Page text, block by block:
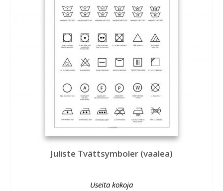
Juliste Tvättsymboler (vaalea)
Useita kokoja